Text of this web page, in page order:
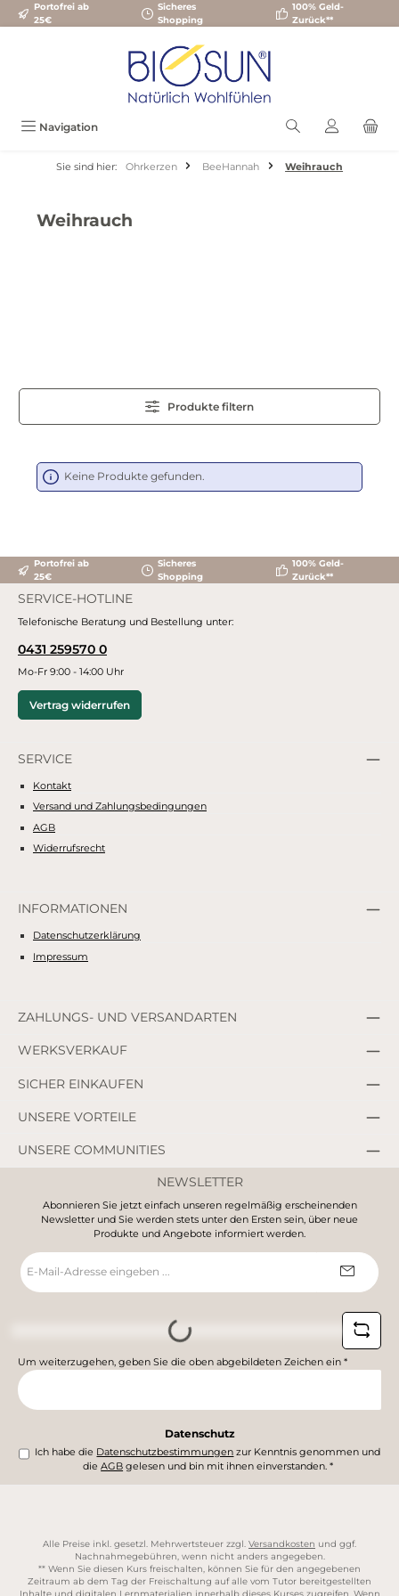
Zum Hauptinhalt springen
Portofrei ab
25€
Sicheres
Shopping
100% Geld-
Zurück**
Navigation
Sie sind hier: Ohrkerzen BeeHannah Weihrauch
Weihrauch
Produkte filtern
Keine Produkte gefunden.
Portofrei ab
25€
Sicheres
Shopping
100% Geld-
Zurück**
SERVICE-HOTLINE
Telefonische Beratung und Bestellung unter:
0431 259570 0
Mo-Fr 9:00 - 14:00 Uhr
Vertrag widerrufen
SERVICE
Kontakt
Versand und Zahlungsbedingungen
AGB
Widerrufsrecht
INFORMATIONEN
Datenschutzerklärung
Impressum
ZAHLUNGS- UND VERSANDARTEN
WERKSVERKAUF
SICHER EINKAUFEN
UNSERE COMMUNITIES
UNSERE VORTEILE
NEWSLETTER
Abonnieren Sie jetzt einfach unseren regelmäßig erscheinenden
Newsletter und Sie werden stets unter den Ersten sein, über neue
Produkte und Angebote informiert werden.
E-
Mail-
Adresse
Loading...
Um weiterzugehen, geben Sie die oben abgebildeten Zeichen ein *
Datenschutz
Ich habe die Datenschutzbestimmungen zur Kenntnis genommen und
dieAGB gelesen und bin mit ihnen einverstanden.*
Alle Preise inkl. gesetzl. Mehrwertsteuer zzgl. Versandkosten und ggf.
Nachnahmegebühren, wenn nicht anders angegeben.
** Wenn Sie diesen Kurs freischalten, können Sie für den angegebenen
Zeitraum ab dem Tag der Freischaltung auf alle vom Tutor bereitgestellten
Inhalte und digitalen Lernmaterialien innerhalb dieses Kurses zugreifen. Wenn